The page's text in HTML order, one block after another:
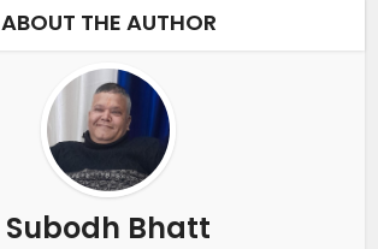
ABOUT THE AUTHOR
Subodh Bhatt